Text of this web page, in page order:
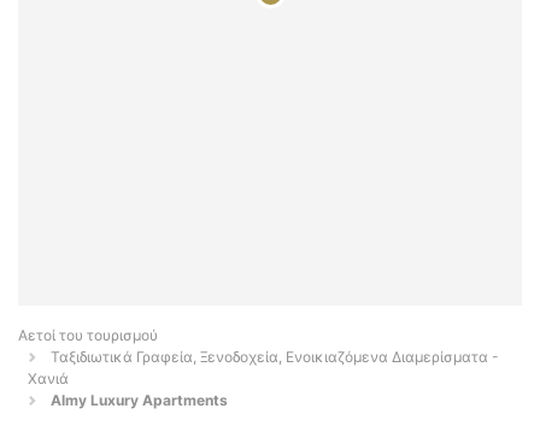
Αετοί του τουρισμού
Ταξιδιωτικά Γραφεία, Ξενοδοχεία, Ενοικιαζόμενα Διαμερίσματα -
Χανιά
Almy Luxury Apartments